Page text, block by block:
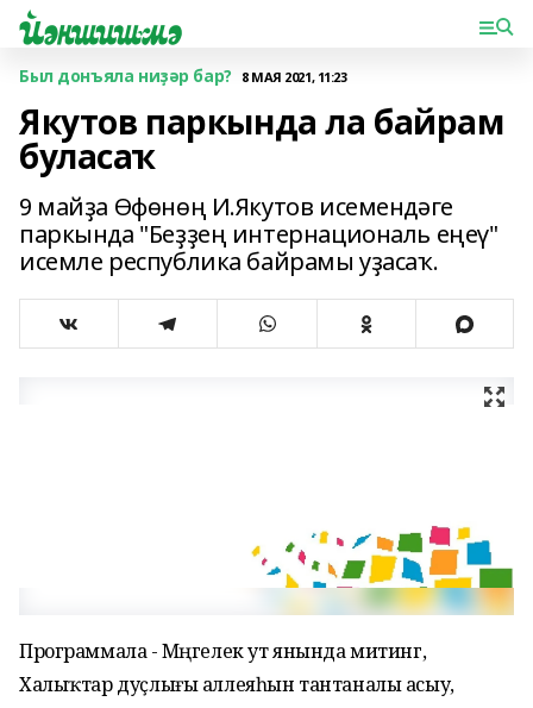
Был донъяла ниҙәр бар? 8 МАЯ 2021, 11:23
Якутов паркында ла байрам
буласаҡ
9 майҙа Өфөнөң И.Якутов исемендәге
паркында "Беҙҙең интернациональ еңеү"
исемле республика байрамы уҙасаҡ.
Программала - Мәңгелек ут янында митинг,
Халыҡтар дуҫлығы аллеяһын тантаналы асыу,